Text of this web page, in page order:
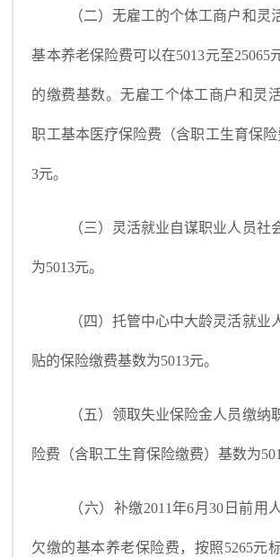
（二）无雇工的个体工商户和灵
基本养老保险费可以在5013元至25065
的缴费基数。无雇工个体工商户和灵
职工基本医疗保险费（含职工生育保险
3元。
（三）灵活就业自谋职业人员社
为5013元。
（四）托管中心中大龄灵活就业
贴的保险缴费基数为5013元。
（五）领取失业保险金人员缴纳
险费（含职工生育保险缴费）基数为
（六）补缴2011年6月30日前用
欠缴的基本养老保险费，按照5265元